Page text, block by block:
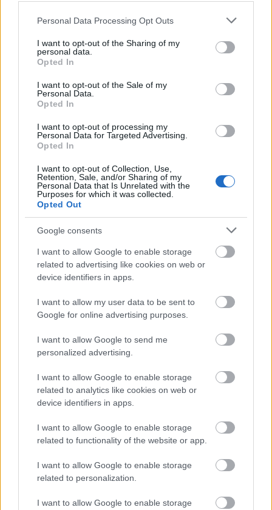
Please note that this website/app uses one or more Google
not limited to your visit or usage behaviour. You may click to
grant or deny consent to Google and its third-party tags to
use your data for below specified purposes in below Google
consent section.
Personal Data Processing Opt Outs
I want to opt-out of the Sharing of my
personal data.
Opted In
I want to opt-out of the Sale of my
Personal Data.
Opted In
I want to opt-out of processing my
Personal Data for Targeted Advertising.
Opted In
I want to opt-out of Collection, Use,
Retention, Sale, and/or Sharing of my
Personal Data that Is Unrelated with the
Purposes for which it was collected.
Opted Out
Google consents
I want to allow Google to enable storage
related to advertising like cookies on web or
device identifiers in apps.
I want to allow my user data to be sent to
Google for online advertising purposes.
I want to allow Google to send me
personalized advertising.
I want to allow Google to enable storage
related to analytics like cookies on web or
device identifiers in apps.
I want to allow Google to enable storage
related to functionality of the website or app.
I want to allow Google to enable storage
related to personalization.
I want to allow Google to enable storage
επιτύχουμε ομοφωνία για να μπορέσουμε να
εφαρμόσουμε το σχέδιο».
πρώτοι όλες τιςειδήσειςαπό την Ελλάδα και τον κόσμο.
Η χώρα που ζει το δημογραφικό μας μέλλον
της μέχρι το 2070
Ακαθάριστα οικόπεδα: Τι γίνεται όταν ο
ιδιοκτήτης δεν τα καθαρίσει - Πώς κινούνται
δήμοι και ΠΣ, ποιος πληρώνει τον λογαριασμό
Η επίθεση στη Hugging Face σηματοδοτεί την
κυβερνοεπιθέσεων με AI